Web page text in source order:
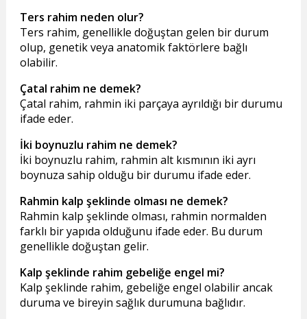
Ters rahim neden olur?
Ters rahim, genellikle doğuştan gelen bir durum
olup, genetik veya anatomik faktörlere bağlı
olabilir.
Çatal rahim ne demek?
Çatal rahim, rahmin iki parçaya ayrıldığı bir durumu
ifade eder.
İki boynuzlu rahim ne demek?
İki boynuzlu rahim, rahmin alt kısmının iki ayrı
boynuza sahip olduğu bir durumu ifade eder.
Rahmin kalp şeklinde olması ne demek?
Rahmin kalp şeklinde olması, rahmin normalden
farklı bir yapıda olduğunu ifade eder. Bu durum
genellikle doğuştan gelir.
Kalp şeklinde rahim gebeliğe engel mi?
Kalp şeklinde rahim, gebeliğe engel olabilir ancak
duruma ve bireyin sağlık durumuna bağlıdır.